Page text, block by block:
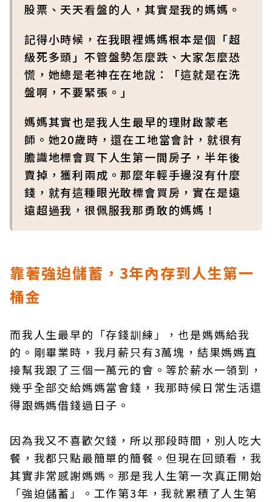
股票、天天看盤的人，其實是我的媽媽。
記得小時候，在我眼裡媽媽根本是個「超
級死多頭」不管盤勢怎麼跌、大家怎麼恐
慌，她總是老神在在地說：「這就是在洗
盤啊，不要緊張。」
媽媽其實也是我人生最早的理財啟蒙老
師。她20歲時，還在工地當會計，就很有
膽識地標會買下人生第一間房子，半年後
賣掉，獲利兩成。那麼年輕手邊沒有什麼
錢，就有這種眼光敢標會買房，實在是遠
遠超過我，很佩服我那勇敢的媽媽！
靠著強迫儲蓄，3年內存到人生第一
桶金
而我人生最早的「存錢訓練」，也是媽媽給我
的。剛畢業時，我月薪只有3萬塊，結果媽媽直
接幫我跟了三個一萬元的會。等於薪水一領到，
幾乎全部交給媽媽當會錢，我那時候日常生活還
得跟媽媽借錢過日子。
因為我又不喜歡欠錢，所以那段時間，別人吃大
餐，我都只點最簡單的簡餐。但現在回頭看，我
其實非常感謝媽媽。那是我人生第一次真正開始
「強迫儲蓄」。工作第3年，我就累積了人生第